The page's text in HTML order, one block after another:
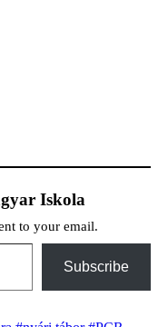
Iskola
to your email.
Subscribe